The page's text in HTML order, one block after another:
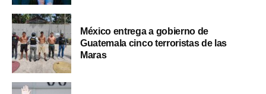
México entrega a gobierno de
Guatemala cinco terroristas de las
Maras